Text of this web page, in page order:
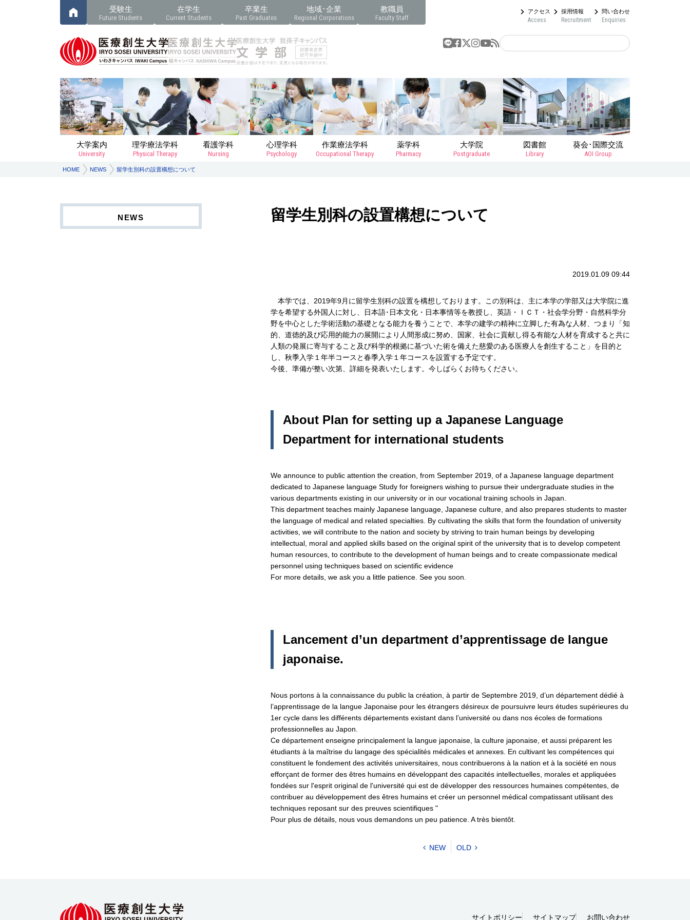
受験生
Future Students
在学生
Current Students
卒業生
Past Graduates
地域･企業
Regional Corporations
教職員
Faculty Staff
アクセス
Access
採用情報
Recruitment
問い合わせ
Enquiries
大学案内
University
理学療法学科
Physical Therapy
看護学科
Nursing
心理学科
Psychology
作業療法学科
Occupational Therapy
薬学科
Pharmacy
大学院
Postgraduate
図書館
Library
葵会･国際交流
AOI Group
HOME NEWS 留学生別科の設置構想について
留学生別科の設置構想について
2019.01.09 09:44
本学では、2019年9月に留学生別科の設置を構想しております。この別科は、主に本学の学部又は大学院に進
学を希望する外国人に対し、日本語･日本文化・日本事情等を教授し、英語・ＩＣＴ・社会学分野・自然科学分
野を中心とした学術活動の基礎となる能力を養うことで、本学の建学の精神に立脚した有為な人材、つまり「知
的、道徳的及び応用的能力の展開により人間形成に努め、国家、社会に貢献し得る有能な人材を育成すると共に
人類の発展に寄与すること及び科学的根拠に基づいた術を備えた慈愛のある医療人を創生すること」を目的と
し、秋季入学１年半コースと春季入学１年コースを設置する予定です。
今後、準備が整い次第、詳細を発表いたします。今しばらくお待ちください。
About Plan for setting up a Japanese Language
Department for international students
We announce to public attention the creation, from September 2019, of a Japanese language department
dedicated to Japanese language Study for foreigners wishing to pursue their undergraduate studies in the
various departments existing in our university or in our vocational training schools in Japan.
This department teaches mainly Japanese language, Japanese culture, and also prepares students to master
the language of medical and related specialties. By cultivating the skills that form the foundation of university
activities, we will contribute to the nation and society by striving to train human beings by developing
intellectual, moral and applied skills based on the original spirit of the university that is to develop competent
human resources, to contribute to the development of human beings and to create compassionate medical
personnel using techniques based on scientific evidence
For more details, we ask you a little patience. See you soon.
Lancement d’un department d’apprentissage de langue
japonaise.
Nous portons à la connaissance du public la création, à partir de Septembre 2019, d’un département dédié à
l’apprentissage de la langue Japonaise pour les étrangers désireux de poursuivre leurs études supérieures du
1er cycle dans les différents départements existant dans l’université ou dans nos écoles de formations
professionnelles au Japon.
Ce département enseigne principalement la langue japonaise, la culture japonaise, et aussi préparent les
étudiants à la maîtrise du langage des spécialités médicales et annexes. En cultivant les compétences qui
constituent le fondement des activités universitaires, nous contribuerons à la nation et à la société en nous
efforçant de former des êtres humains en développant des capacités intellectuelles, morales et appliquées
fondées sur l'esprit original de l'université qui est de développer des ressources humaines compétentes, de
contribuer au développement des êtres humains et créer un personnel médical compatissant utilisant des
techniques reposant sur des preuves scientifiques "
Pour plus de détails, nous vous demandons un peu patience. A très bientôt.
NEW OLD
NEWS
サイトポリシー サイトマップ お問い合わせ